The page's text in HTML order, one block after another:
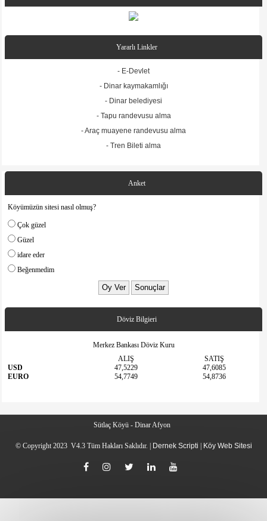
Anket
Köyümüzün sitesi nasıl olmuş?
Çok güzel
Güzel
idare eder
Beğenmedim
Döviz Bilgieri
Merkez Bankası Döviz Kuru
ALIŞ
SATIŞ
USD
47,5229
47,6085
EURO
54,7749 54,8736
Yararlı Linkler
- E-Devlet
- Dinar kaymakamlığı
- Dinar belediyesi
- Tapu randevusu alma
- Araç muayene randevusu alma
- Tren Bileti alma
Sütlaç Köyü - Dinar Afyon
© Copyright 2023 V4.3 Tüm Hakları Saklıdır. | Dernek Scripti Köy Web Sitesi